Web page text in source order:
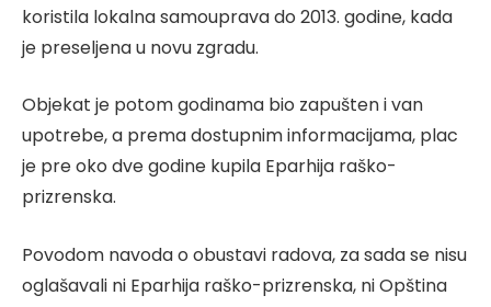
koristila lokalna samouprava do 2013. godine, kada
je preseljena u novu zgradu.
Objekat je potom godinama bio zapušten i van
upotrebe, a prema dostupnim informacijama, plac
je pre oko dve godine kupila Eparhija raško-
prizrenska.
Povodom navoda o obustavi radova, za sada se nisu
oglašavali ni Eparhija raško-prizrenska, ni Opština